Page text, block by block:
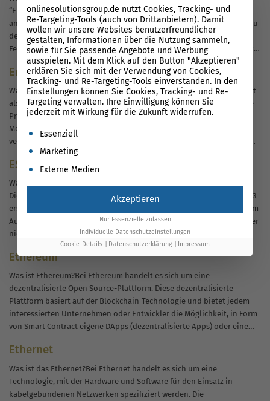
“ERR_CONNECTION_CLOSED” wird von Googles Webbrowser Chrome
angezeigt und informiert den Nutzer darüber, dass die Verbindung zu
der besuchten Website geschlossen wurde. Über die Ursache oder
Fehlerquelle bekommt man jedoch keine Informationen übermittelt,
was die Lösung extrem schwierig gestalten kann. Zumal der Fehler
nicht unbedingt bei...
Erstparteien-Audit
Was ist ein Erstparteien-Audit?Das Erstparteien-Audit (auch bekannt
als Interne Revision/Internes Audit) ist eine unabhängige, objektive
Prüfungs- und Beratungstätigkeit, die darauf ausgelegt ist, einen
Mehrwert zu schaffen und die Abläufe einer Organisation zu
verbessern. Es hilft einer Organisation, ihre Ziele zu erreichen, indem
es einen systematischen, disziplinierten Ansatz zur Bewertung...
ESLint
Was ist ESLint?ESLint ist ein Open-Source JavaScript-Linting-
Dienstprogramm, das ursprünglich von Nicholas C. Zakas im Jahr 2013
erstellt wurde. Code-Linting ist eine statische Analyse, die häufig zum
Auffinden problematischer Muster oder von Code verwendet wird, der
nicht bestimmten Stilvorgaben entspricht. Für die meisten
Programmiersprachen gibt es Code-Linters. Compiler integrieren
manchmal...
Ethereum
Was ist Ethereum?Bei Ethereum handelt es sich um eine
dezentralisierte Open Source-Plattform. Diese dezentralisierte
Plattform basiert auf der Blockchain-Technologie und bietet jedem
interessierten Unternehmen oder Entwickler die Möglichkeit, in Form
von Smart Contract eigene DApps (dezentralisierte Apps) oder eine
der Ethereum-Blockchain...
Ethernet
Was ist das Ethernet?Bei Ethernet handelt es sich um eine
Technologie, mit der Hardware und Software für den Einsatz in
kabelgebundenen Netzwerken spezifiziert werden. Die
onlinesolutionsgroup.de nutzt Cookies, Tracking- und
Re-Targeting-Tools (auch von Drittanbietern). Damit
wollen wir unsere Websites benutzerfreundlicher
gestalten, Informationen über die Nutzung sammeln,
sowie für Sie passende Angebote und Werbung
ausspielen. Mit dem Klick auf den Button "Akzeptieren"
erklären Sie sich mit der Verwendung von Cookies,
Tracking- und Re-Targeting-Tools einverstanden. In den
Einstellungen können Sie Cookies, Tracking- und Re-
Targeting verwalten. Ihre Einwilligung können Sie
jederzeit mit Wirkung für die Zukunft widerrufen.
Es folgt eine Liste der Service-Gruppen, für die eine
Essenziell
Marketing
Externe Medien
Akzeptieren
Nur Essenzielle zulassen
Individuelle Datenschutzeinstellungen
Cookie-Details
Datenschutzerklärung Impressum